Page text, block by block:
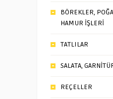
BÖREKLER,
HAMUR İŞLERİ
TATLILAR
SALATA,
REÇELLER